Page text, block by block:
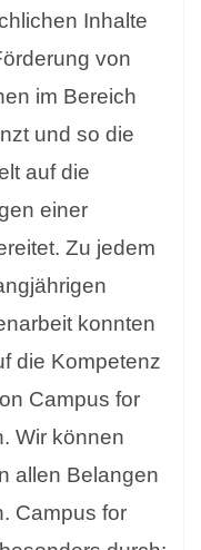
Inhalte
von
im Bereich
und so die
auf die
einer
Zu jedem
konnten
die Kompetenz
Campus for
Wir können
allen Belangen
Campus for